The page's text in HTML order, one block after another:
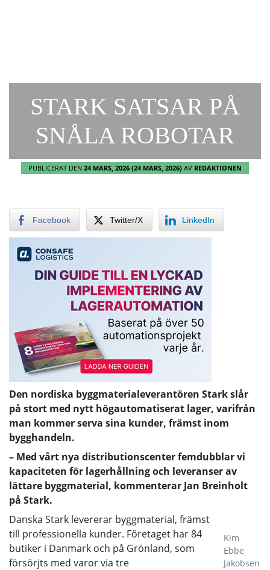
STARK SATSAR PÅ
SNÅLA ROBOTAR
PUBLICERAT DEN 24 MARS, 2026 (24 MARS, 2026) AV REDAKTIONEN
Facebook Twitter/X LinkedIn
Den nordiska byggmaterialeverantören Stark slår
på stort med nytt högautomatiserat lager, varifrån
man kommer serva sina kunder, främst inom
bygghandeln.
– Med vårt nya distributionscenter femdubblar vi
kapaciteten för lagerhållning och leveranser av
lättare byggmaterial, kommenterar Jan Breinholt
på Stark.
Kim
Ebbe
Jakobsen
Danska Stark levererar byggmaterial, främst
till professionella kunder. Företaget har 84
butiker i Danmark och på Grönland, som
försörjts med varor via tre